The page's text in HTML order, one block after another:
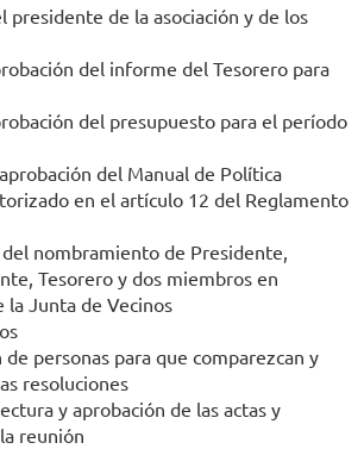
presidente de la asociación y de los
del informe del Tesorero para
del presupuesto para el período
del Manual de Política
en el artículo 12 del Reglamento
nombramiento de Presidente,
Tesorero y dos miembros en
la Junta de Vecinos
de personas para que comparezcan y
resoluciones
y aprobación de las actas y
reunión